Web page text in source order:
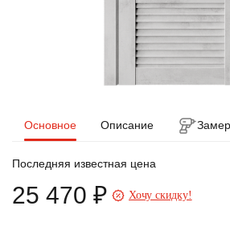
Основное Описание
Последняя известная цена
25 470 ₽ Хочу скидку!